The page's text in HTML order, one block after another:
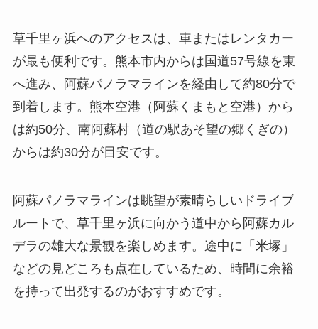
草千里ヶ浜へのアクセスは、車またはレンタカー
が最も便利です。熊本市内からは国道57号線を東
へ進み、阿蘇パノラマラインを経由して約80分で
到着します。熊本空港（阿蘇くまもと空港）から
は約50分、南阿蘇村（道の駅あそ望の郷くぎの）
からは約30分が目安です。
阿蘇パノラマラインは眺望が素晴らしいドライブ
ルートで、草千里ヶ浜に向かう道中から阿蘇カル
デラの雄大な景観を楽しめます。途中に「米塚」
などの見どころも点在しているため、時間に余裕
を持って出発するのがおすすめです。